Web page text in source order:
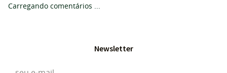
Carregando comentários ...
Newsletter